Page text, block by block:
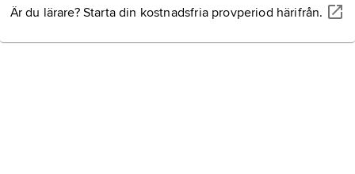
Är du lärare? Starta din kostnadsfria provperiod härifrån.